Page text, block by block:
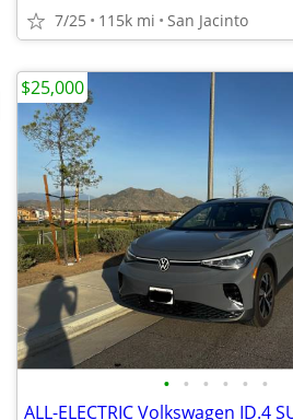
7/25 115k mi San Jacinto
• • • • • •
$25,000